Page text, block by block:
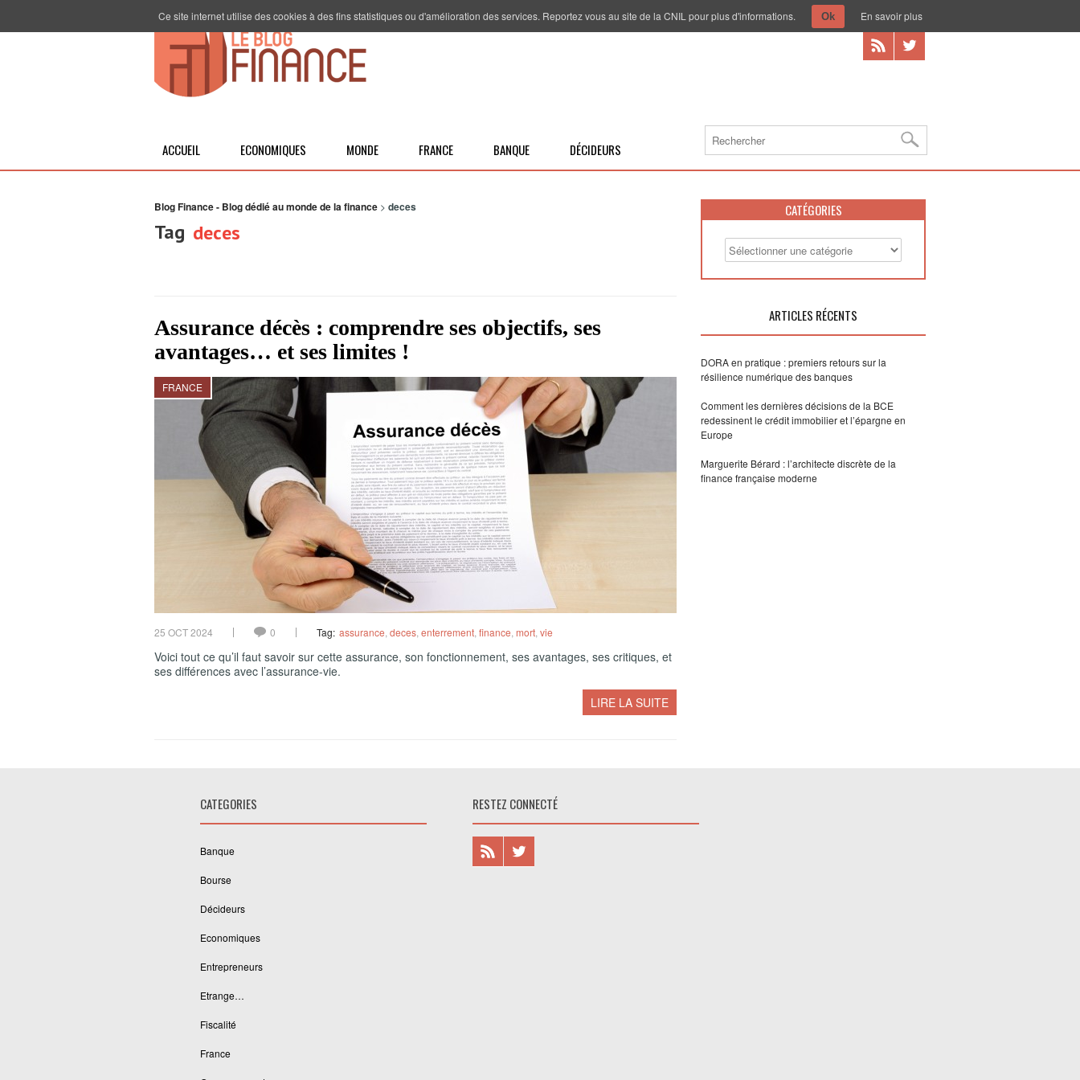
ACCUEIL ECONOMIQUES MONDE FRANCE BANQUE DÉCIDEURS
Blog Finance - Blog dédié au monde de la finance > deces
Tag deces
Assurance décès : comprendre ses objectifs, ses
avantages… et ses limites !
FRANCE
25 OCT 2024 0 Tag: assurance deces enterrement finance mort vie
Voici tout ce qu’il faut savoir sur cette assurance, son fonctionnement, ses avantages, ses critiques, et
ses différences avec l’assurance-vie.
LIRE LA SUITE
CATÉGORIES
ARTICLES RÉCENTS
DORA en pratique : premiers retours sur la
résilience numérique des banques
Comment les dernières décisions de la BCE
redessinent le crédit immobilier et l’épargne en
Europe
Marguerite Bérard : l’architecte discrète de la
finance française moderne
CATEGORIES
Banque
Bourse
Décideurs
Economiques
Entrepreneurs
Etrange…
Fiscalité
France
RESTEZ CONNECTÉ
Ce site internet utilise des cookies à des fins statistiques ou d'amélioration des services. Reportez vous au site de la CNIL pour plus d'informations. Ok En savoir plus